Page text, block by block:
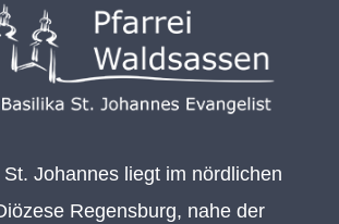
Johannes liegt im nördlichen
Regensburg, nahe der